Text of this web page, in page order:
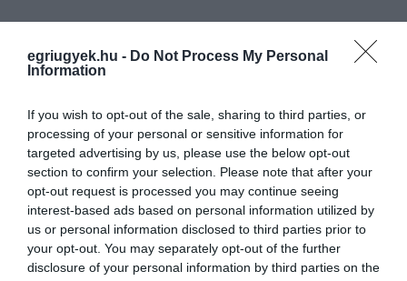
egriugyek.hu - Do Not Process My Personal
Information
If you wish to opt-out of the sale, sharing to third parties, or
processing of your personal or sensitive information for
targeted advertising by us, please use the below opt-out
section to confirm your selection. Please note that after your
opt-out request is processed you may continue seeing
interest-based ads based on personal information utilized by
us or personal information disclosed to third parties prior to
your opt-out. You may separately opt-out of the further
disclosure of your personal information by third parties on the
Ne maradjon le a legfrissebb hírekről, kövessen
bennünket az EGRI ÜGYEK Google Hírek oldalán!
VISSZA A FŐOLDALRA